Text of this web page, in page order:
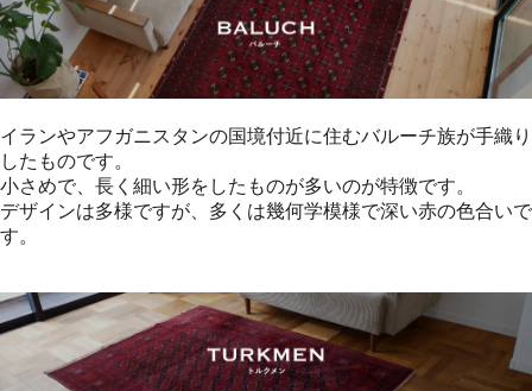
イランやアフガニスタンの国境付近に住むバルーチ族が手織り
したものです。
小さめで、長く細い形をしたものが多いのが特徴です。
デザインは多様ですが、多くは幾何学模様で深い赤の色合いで
す。